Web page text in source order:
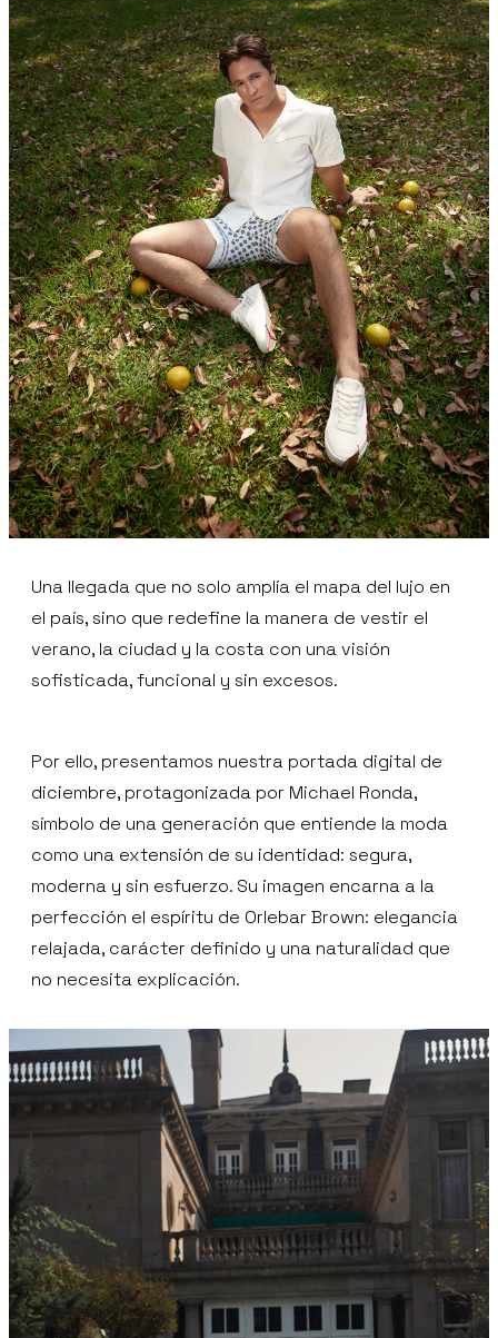
Una llegada que no solo amplía el mapa del lujo en
el país, sino que redefine la manera de vestir el
verano, la ciudad y la costa con una visión
sofisticada, funcional y sin excesos.
Por ello, presentamos nuestra portada digital de
diciembre, protagonizada por Michael Ronda,
símbolo de una generación que entiende la moda
como una extensión de su identidad: segura,
moderna y sin esfuerzo. Su imagen encarna a la
perfección el espíritu de Orlebar Brown: elegancia
relajada, carácter definido y una naturalidad que
no necesita explicación.